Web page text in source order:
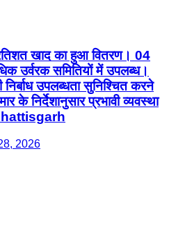
खाद का हुआ वितरण। 04
उर्वरक समितियों में उपलब्ध।
उपलब्धता सुनिश्चित करने
के निर्देशानुसार प्रभावी व्यवस्था
2026